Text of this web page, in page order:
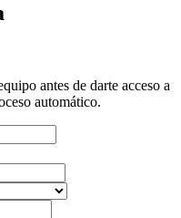
antes de darte acceso a
automático.